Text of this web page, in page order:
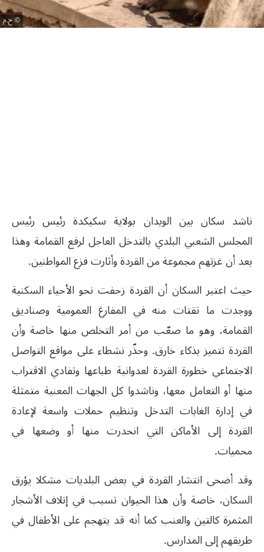
ح.م
ناشد سكان بين الويدان بولاية سكيكدة رئيس رئيس
المجلس الشعبي البلدي بالتدخل العاجل لرفع القمامة وهذا
بعد أن غزتهم مجموعة من القردة وأثارت فزع المواطنين.
حيث اعتبر السكان أن القردة زحفت نحو الأحياء السكنية
ووجدت ما تقتات منه في المفارغ العمومية وصناديق
القمامة، وهو ما صعّب من أمر التخلص منها خاصة وأن
القردة تتميز بذكاء خارق. وحذّر نشطاء على مواقع التواصل
الاجتماعي خطورة القردة لعدوانية طباعها وتفادي الاقتراب
منها أو التعامل معها، وناشدوا كل الجهات المعنية متمثلة
في إدارة الغابات التدخل وتنظيم حملات واسعة لإعادة
القردة إلى الأماكن التي انحدرت منها أو وضعها في
محميات.
وقد أضحى انتشار القردة في بعض البلديات مشكلا يؤرق
السكان، خاصة وأن هذا الحيوان تسبب في إتلاف الأشجار
المثمرة كالتين والعنب كما أنه قد يتهجم على الأطفال في
طريقهم إلى المدارس.